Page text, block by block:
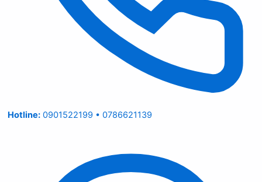
Hotline: 0901522199 • 0786621139